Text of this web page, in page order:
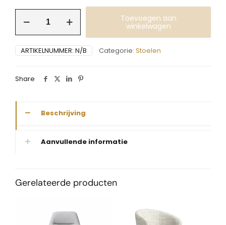
Cross
White
Toevoegen aan
winkelwagen
ARTIKELNUMMER: N/B Categorie: Stoelen
Share
Beschrijving
Aanvullende informatie
Gerelateerde producten